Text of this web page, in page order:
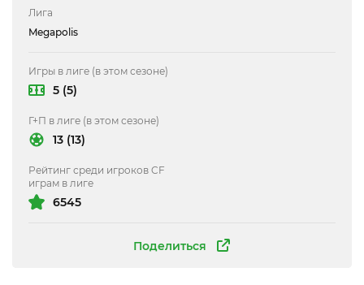
Поделиться
Лига
Megapolis
Игры в лиге (в этом сезоне)
5 (5)
Г+П в лиге (в этом сезоне)
13 (13)
Рейтинг среди игроков CF
играм в лиге
6545